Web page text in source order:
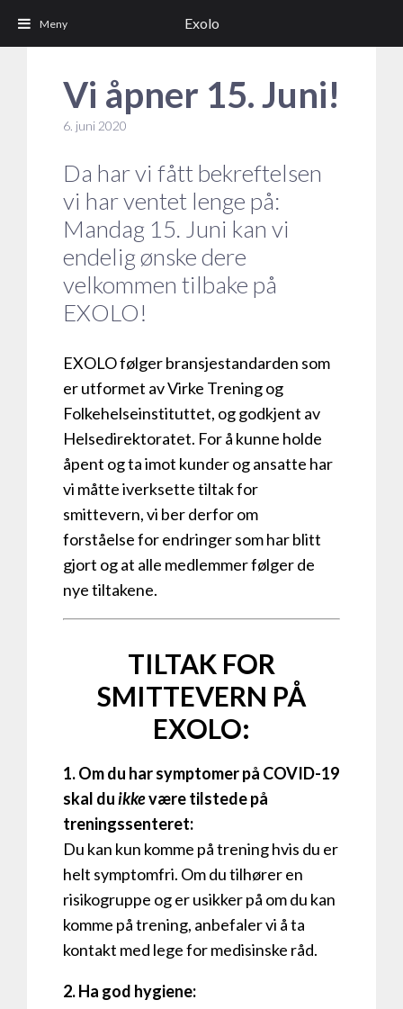
Vi åpner 15. Juni!
6. juni 2020
Da har vi fått bekreftelsen
vi har ventet lenge på:
Mandag 15. Juni kan vi
endelig ønske dere
velkommen tilbake på
EXOLO!
EXOLO følger bransjestandarden som
er utformet av Virke Trening og
Folkehelseinstituttet, og godkjent av
Helsedirektoratet. For å kunne holde
åpent og ta imot kunder og ansatte har
vi måtte iverksette tiltak for
smittevern, vi ber derfor om
forståelse for endringer som har blitt
gjort og at alle medlemmer følger de
nye tiltakene.
TILTAK FOR
SMITTEVERN PÅ
EXOLO:
1. Om du har symptomer på COVID-19
skal duikkevære tilstede på
treningssenteret:
​Du kan kun komme på trening hvis du er
helt symptomfri. Om du tilhører en
risikogruppe og er usikker på om du kan
komme på trening, anbefaler vi å ta
kontakt med lege for medisinske råd.
2. Ha god hygiene:
Exolo